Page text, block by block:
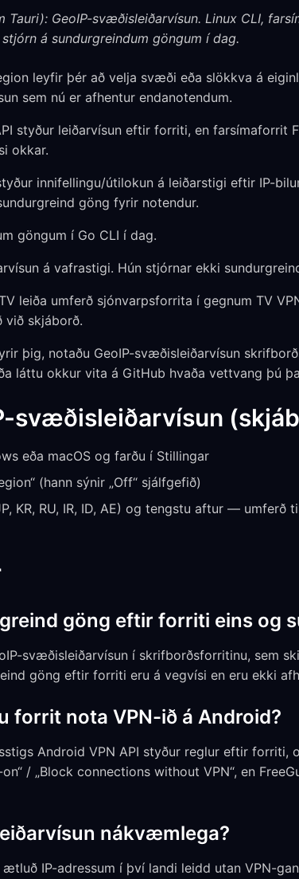
Tauri): GeoIP-svæðisleiðarvísun. Linux CLI,
á sundurgreindum göngum í dag.
leyfir þér að velja svæði eða slökkva á
sem nú er afhentur endanotendum.
styður leiðarvísun eftir forriti, en farsímaforrit
okkar.
innifellingu/útilokun á leiðarstigi eftir IP-
göng fyrir notendur.
göngum í Go CLI í dag.
á vafrastigi. Hún stjórnar ekki
leiða umferð sjónvarpsforrita í gegnum TV
við skjáborð.
þig, notaðu GeoIP-svæðisleiðarvísun
láttu okkur vita á GitHub hvaða vettvang þú
svæðisleiðarvísun
eða macOS og farðu í Stillingar
(hann sýnir „Off“ sjálfgefið)
KR, RU, IR, ID, AE) og tengstu aftur — umferð
göng eftir forriti eins og
svæðisleiðarvísun í skrifborðsforritinu, sem
göng eftir forriti eru á vegvísi en eru ekki
forrit nota VPN-ið á Android?
Android VPN API styður reglur eftir forriti,
/ „Block connections without VPN“, en
nákvæmlega?
IP-adressum í því landi leidd utan VPN-